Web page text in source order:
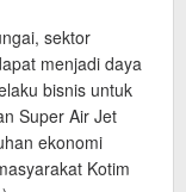
sektor
menjadi daya
bisnis untuk
Super Air Jet
ekonomi
Kotim